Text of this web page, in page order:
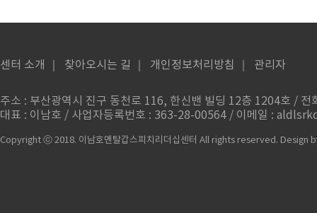
센터 소개 찾아오시는 길 개인정보처리방침 관리자
주소 : 부산광역시 진구 동천로 116, 한신밴 빌딩 12층 1204호 /
대표 : 이남호 / 사업자등록번호 : 363-28-00564 / 이메일 :
Copyright ⓒ 2018. 이남호멘탈갑스피치리더십센터 All rights reserved. Design